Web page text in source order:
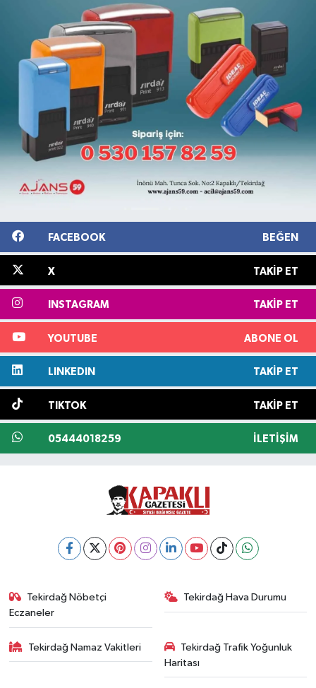
FACEBOOK BEĞEN
X TAKIP ET
INSTAGRAM TAKIP ET
YOUTUBE ABONE OL
LINKEDIN TAKIP ET
TIKTOK TAKIP ET
05444018259 İLETIŞIM
Tekirdağ Nöbetçi
Eczaneler
Tekirdağ Hava Durumu
Tekirdağ Namaz Vakitleri
Tekirdağ Trafik Yoğunluk
Haritası